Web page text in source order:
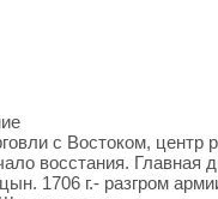
с Востоком,
восстания.
1706 г.- разгром